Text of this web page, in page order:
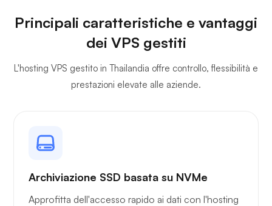
Principali caratteristiche e vantaggi
dei VPS gestiti
L'hosting VPS gestito in Thailandia offre controllo, flessibilità e
prestazioni elevate alle aziende.
Archiviazione SSD basata su NVMe
Approfitta dell'accesso rapido ai dati con l'hosting